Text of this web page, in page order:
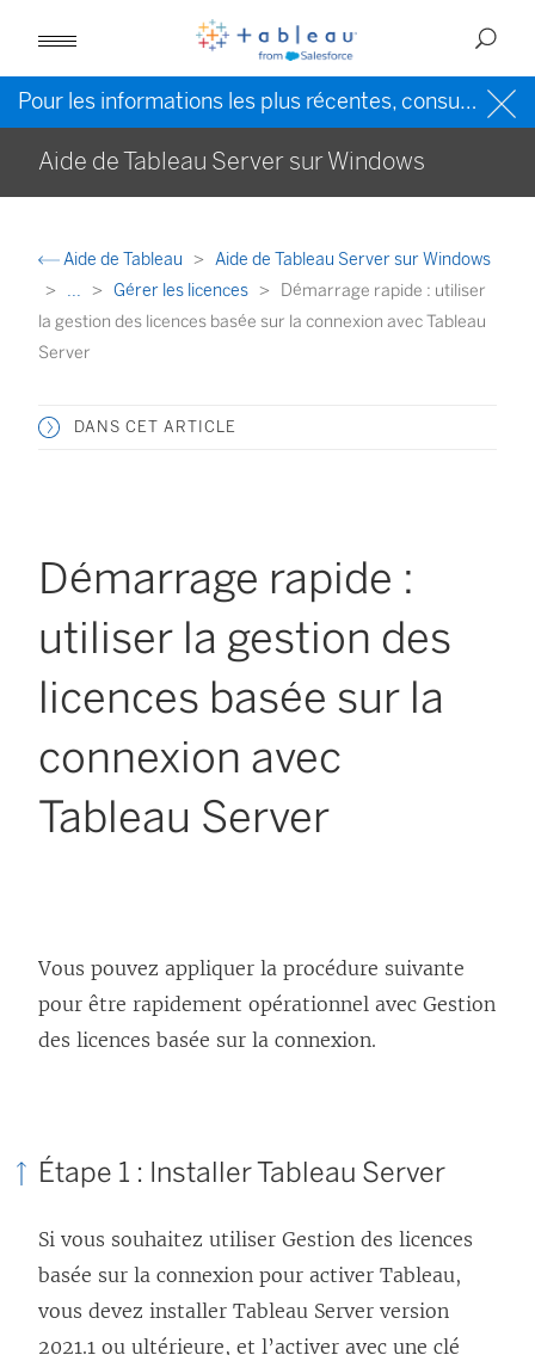
Pour les informations les plus récentes, consultez l’
Aide de Tableau Server sur Windows
Aide de Tableau
Aide de Tableau Server sur Windows
...
Gérer les licences
Démarrage rapide : utiliser
la gestion des licences basée sur la connexion avec Tableau
Server
DANS CET ARTICLE
Démarrage rapide :
utiliser la gestion des
licences basée sur la
connexion avec
Tableau Server
Vous pouvez appliquer la procédure suivante
pour être rapidement opérationnel avec Gestion
des licences basée sur la connexion.
Étape 1 : InstallerTableau Server
Si vous souhaitez utiliser Gestion des licences
basée sur la connexion pour activer Tableau,
vous devez installer Tableau Server version
2021.1 ou ultérieure, et l’activer avec une clé